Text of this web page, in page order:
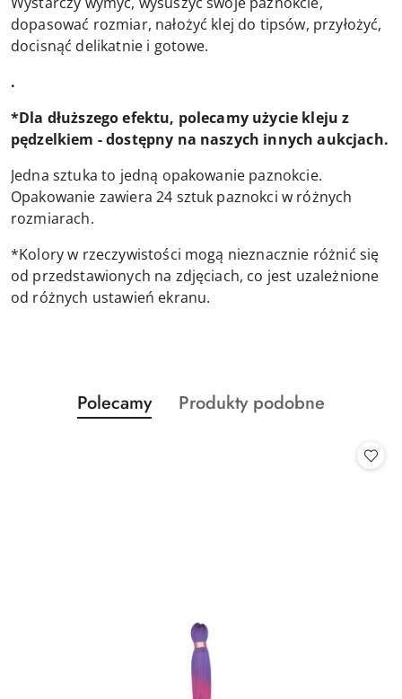
dopasować rozmiar, nałożyć klej do tipsów, przyłożyć,
docisnąć delikatnie i gotowe.
.
*Dla dłuższego efektu, polecamy użycie kleju z
pędzelkiem - dostępny na naszych innych aukcjach.
Jedna sztuka to jedną opakowanie paznokcie.
Opakowanie zawiera 24 sztuk paznokci w różnych
rozmiarach.
*Kolory w rzeczywistości mogą nieznacznie różnić się
od przedstawionych na zdjęciach, co jest uzależnione
od różnych ustawień ekranu.
Pomiń karuzelę produktów
Produkty
o
Polecamy
Produkty
Produkty podobne